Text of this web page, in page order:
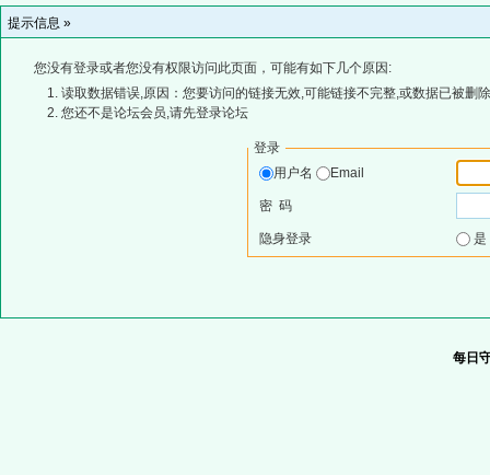
提示信息 »
您没有登录或者您没有权限访问此页面，可能有如下几个原因:
读取数据错误,原因：您要访问的链接无效,可能链接不完整,或数据已被删
您还不是论坛会员,请先登录论坛
登录
用户名
Email
密 码
隐身登录
每日